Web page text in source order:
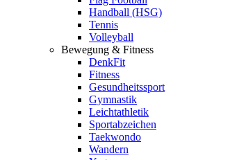
Handball (HSG)
Tennis
Volleyball
Bewegung & Fitness
DenkFit
Fitness
Gesundheitssport
Gymnastik
Leichtathletik
Sportabzeichen
Taekwondo
Wandern